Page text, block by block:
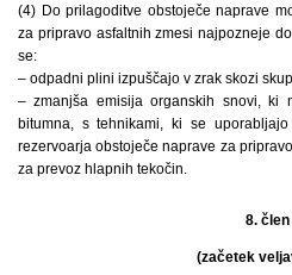
(4) Do prilagoditve obstoječe naprave
za pripravo asfaltnih zmesi najpozneje
se:
– odpadni plini izpuščajo v zrak skozi
– zmanjša emisija organskih snovi, ki
bitumna, s tehnikami, ki se
rezervoarja obstoječe naprave za
za prevoz hlapnih tekočin.
8. člen
(začetek